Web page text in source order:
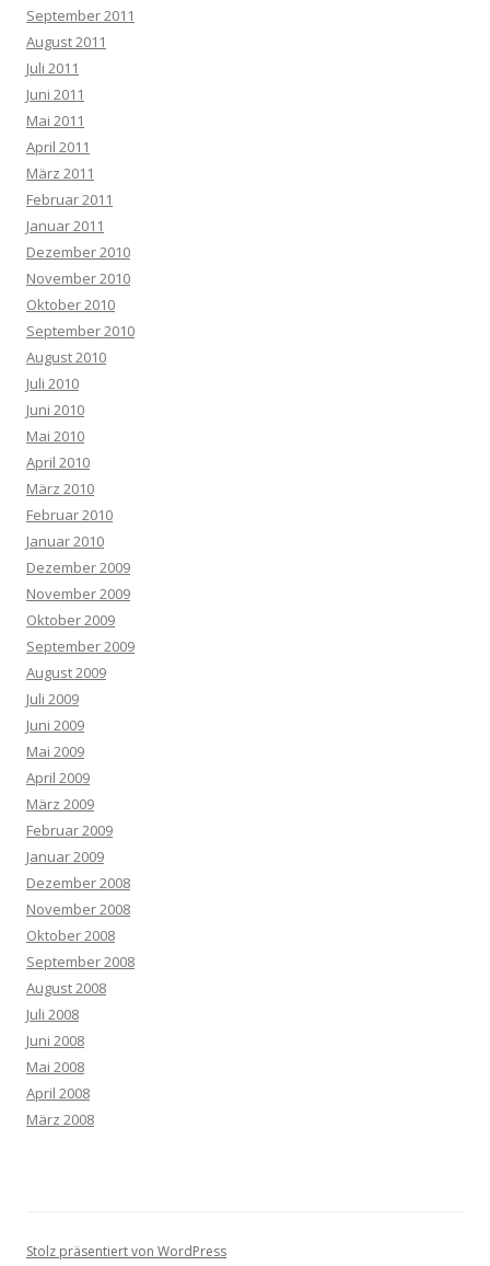
September 2011
August 2011
Juli 2011
Juni 2011
Mai 2011
April 2011
März 2011
Februar 2011
Januar 2011
Dezember 2010
November 2010
Oktober 2010
September 2010
August 2010
Juli 2010
Juni 2010
Mai 2010
April 2010
März 2010
Februar 2010
Januar 2010
Dezember 2009
November 2009
Oktober 2009
September 2009
August 2009
Juli 2009
Juni 2009
Mai 2009
April 2009
März 2009
Februar 2009
Januar 2009
Dezember 2008
November 2008
Oktober 2008
September 2008
August 2008
Juli 2008
Juni 2008
Mai 2008
April 2008
März 2008
Stolz präsentiert von WordPress